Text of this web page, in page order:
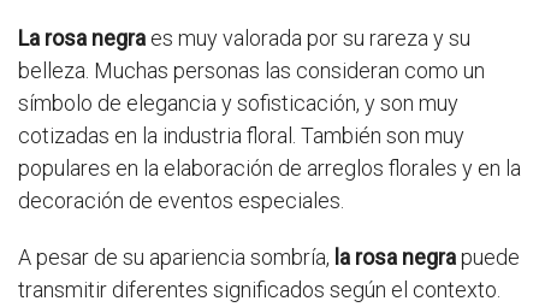
La rosa negra es muy valorada por su rareza y su
belleza. Muchas personas las consideran como un
símbolo de elegancia y sofisticación, y son muy
cotizadas en la industria floral. También son muy
populares en la elaboración de arreglos florales y en la
decoración de eventos especiales.
A pesar de su apariencia sombría, la rosa negrapuede
transmitir diferentes significados según el contexto.